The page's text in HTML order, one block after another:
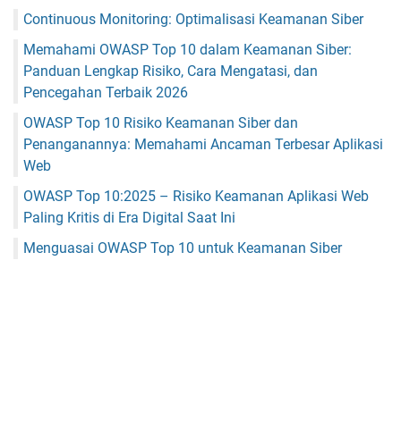
Continuous Monitoring: Optimalisasi Keamanan Siber
Memahami OWASP Top 10 dalam Keamanan Siber:
Panduan Lengkap Risiko, Cara Mengatasi, dan
Pencegahan Terbaik 2026
OWASP Top 10 Risiko Keamanan Siber dan
Penanganannya: Memahami Ancaman Terbesar Aplikasi
Web
OWASP Top 10:2025 – Risiko Keamanan Aplikasi Web
Paling Kritis di Era Digital Saat Ini
Menguasai OWASP Top 10 untuk Keamanan Siber